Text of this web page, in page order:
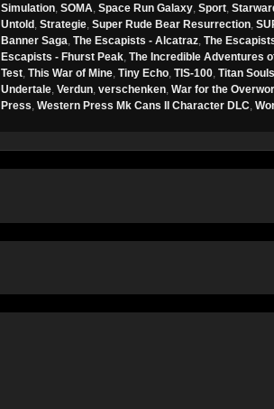
Simulation, SOMA, Space Run Galaxy, Sport,
Untold, Strategie, Super Rude Bear Resurrection,
Banner Saga, The Escapists - Alcatraz, The
Escapists - Fhurst Peak, The Incredible Adventures
Test, This War of Mine, Tiny Echo, TIS-100, Titan Souls
Undertale, Verdun, verschenken, War for the
Press, Western Press Mk Cans II Character DLC,